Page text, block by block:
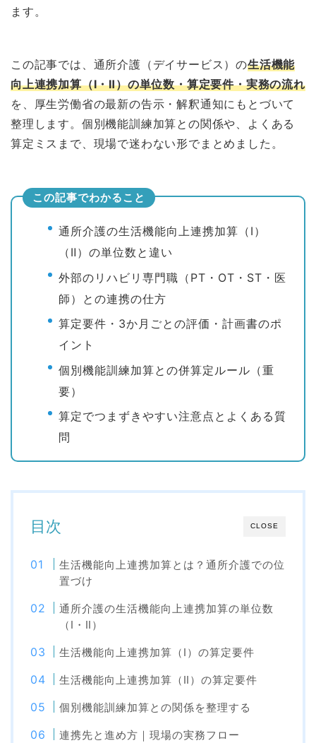
ます。
この記事では、通所介護（デイサービス）の生活機能
向上連携加算（Ⅰ・Ⅱ）の単位数・算定要件・実務の流れ
を、厚生労働省の最新の告示・解釈通知にもとづいて
整理します。個別機能訓練加算との関係や、よくある
算定ミスまで、現場で迷わない形でまとめました。
この記事でわかること
通所介護の生活機能向上連携加算（Ⅰ）
（Ⅱ）の単位数と違い
外部のリハビリ専門職（PT・OT・ST・医
師）との連携の仕方
算定要件・3か月ごとの評価・計画書のポ
イント
個別機能訓練加算との併算定ルール（重
要）
算定でつまずきやすい注意点とよくある質
問
CLOSE
目次
生活機能向上連携加算とは？通所介護での位
置づけ
通所介護の生活機能向上連携加算の単位数
（Ⅰ・Ⅱ）
生活機能向上連携加算（Ⅰ）の算定要件
生活機能向上連携加算（Ⅱ）の算定要件
個別機能訓練加算との関係を整理する
連携先と進め方｜現場の実務フロー